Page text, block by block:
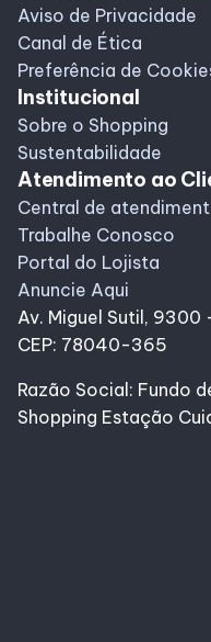
Aviso de Privacidade
Canal de Ética
Preferência de
Institucional
Sobre o Shopping
Sustentabilidade
Atendimento ao
Central de
Trabalhe Conosco
Portal do Lojista
Anuncie Aqui
Av. Miguel Sutil, 9300
CEP: 78040-365
Razão Social: Fundo
Shopping Estação